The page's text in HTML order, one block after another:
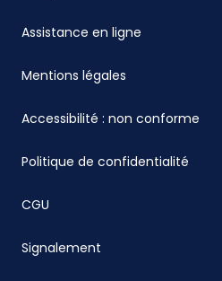
Assistance en ligne
Mentions légales
Accessibilité : non conforme
Politique de confidentialité
CGU
Signalement